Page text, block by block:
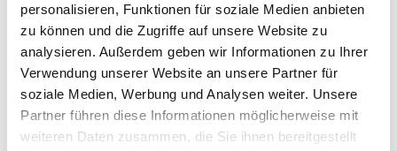
personalisieren, Funktionen für soziale Medien anbieten
zu können und die Zugriffe auf unsere Website zu
analysieren. Außerdem geben wir Informationen zu Ihrer
Verwendung unserer Website an unsere Partner für
soziale Medien, Werbung und Analysen weiter. Unsere
Partner führen diese Informationen möglicherweise mit
weiteren Daten zusammen, die Sie ihnen bereitgestellt
Dies könnte Sie auch
interessieren